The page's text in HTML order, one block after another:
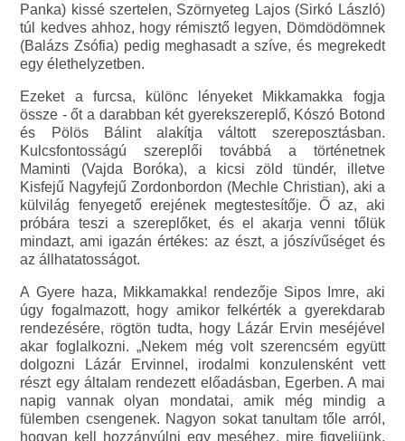
Panka) kissé szertelen, Szörnyeteg Lajos (Sirkó László)
túl kedves ahhoz, hogy rémisztő legyen, Dömdödömnek
(Balázs Zsófia) pedig meghasadt a szíve, és megrekedt
egy élethelyzetben.
Ezeket a furcsa, különc lényeket Mikkamakka fogja
össze - őt a darabban két gyerekszereplő, Kószó Botond
és Pölös Bálint alakítja váltott szereposztásban.
Kulcsfontosságú szereplői továbbá a történetnek
Maminti (Vajda Boróka), a kicsi zöld tündér, illetve
Kisfejű Nagyfejű Zordonbordon (Mechle Christian), aki a
külvilág fenyegető erejének megtestesítője. Ő az, aki
próbára teszi a szereplőket, és el akarja venni tőlük
mindazt, ami igazán értékes: az észt, a jószívűséget és
az állhatatosságot.
A Gyere haza, Mikkamakka! rendezője Sipos Imre, aki
úgy fogalmazott, hogy amikor felkérték a gyerekdarab
rendezésére, rögtön tudta, hogy Lázár Ervin meséjével
akar foglalkozni. „Nekem még volt szerencsém együtt
dolgozni Lázár Ervinnel, irodalmi konzulensként vett
részt egy általam rendezett előadásban, Egerben. A mai
napig vannak olyan mondatai, amik még mindig a
fülemben csengenek. Nagyon sokat tanultam tőle arról,
hogyan kell hozzányúlni egy meséhez, mire figyeljünk.